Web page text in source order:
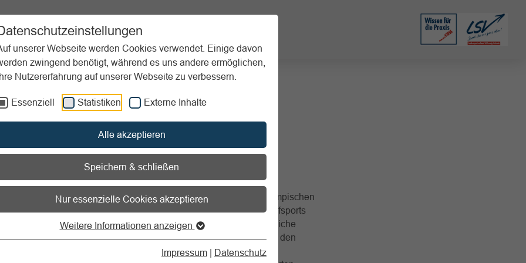
unserer Webseite werden Cookies verwendet. Einige davon
zwingend benötigt, während es uns andere ermöglichen,
Nutzererfahrung auf unserer Webseite zu verbessern.
Essenziell Statistiken Externe Inhalte
Alle akzeptieren
Speichern & schließen
Nur essenzielle Cookies akzeptieren
Weitere Informationen anzeigen
Impressum | Datenschutz
Sportpraxis Aktuelles
zum Readspeaker öffnen
Sportabzeichen
Sportabzeichen (DSA) ist eine Auszeichnung des Deutschen Olympischen
Es ist die höchste Auszeichnung außerhalb des Wettkampfsports
für überdurchschnittliche und vielseitige körperliche
verliehen. Die zu erbringenden Leistungen orientieren sich an den
Ausdauer, Kraft, Schnelligkeit und Koordination.